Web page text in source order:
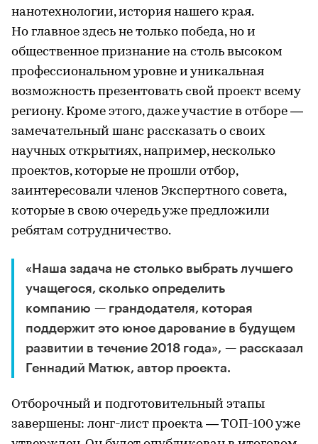
нанотехнологии, история нашего края.
Но главное здесь не только победа, но и
общественное признание на столь высоком
профессиональном уровне и уникальная
возможность презентовать свой проект всему
региону. Кроме этого, даже участие в отборе —
замечательный шанс рассказать о своих
научных открытиях, например, несколько
проектов, которые не прошли отбор,
заинтересовали членов Экспертного совета,
которые в свою очередь уже предложили
ребятам сотрудничество.
«Наша задача не столько выбрать лучшего
учащегося, сколько определить
компанию — грандодателя, которая
поддержит это юное дарование в будущем
развитии в течение 2018 года», — рассказал
Геннадий Матюк, автор проекта.
Отборочный и подготовительный этапы
завершены: лонг-лист проекта — ТОП-100 уже